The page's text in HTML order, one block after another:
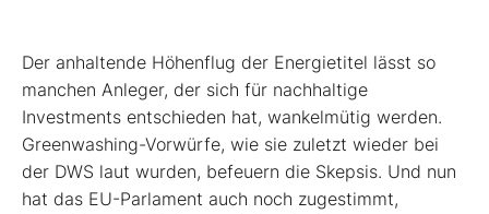
Der anhaltende Höhenflug der Energietitel lässt so
manchen Anleger, der sich für nachhaltige
Investments entschieden hat, wankelmütig werden.
Greenwashing-Vorwürfe, wie sie zuletzt wieder bei
der DWS laut wurden, befeuern die Skepsis. Und nun
hat das EU-Parlament auch noch zugestimmt,